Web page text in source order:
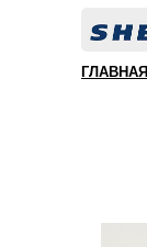
ГЛАВНАЯ